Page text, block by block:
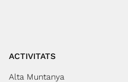
ACTIVITATS
Alta Muntanya